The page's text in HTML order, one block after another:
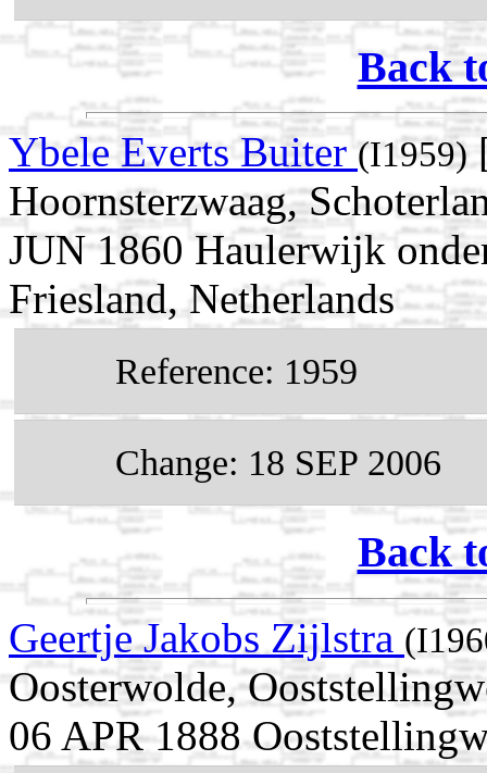
Back
Ybele Everts Buiter (I1959)
Hoornsterzwaag,
JUN 1860 Haulerwijk
Friesland, Netherlands
Reference: 1959
Change: 18 SEP 2006
Back
Geertje Jakobs Zijlstra
Oosterwolde,
06 APR 1888